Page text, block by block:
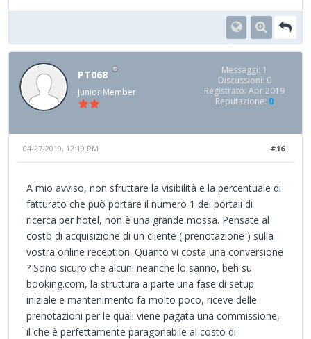
PT068
Junior Member
Messaggi: 1
Discussioni: 0
Registrato: Apr 2019
Reputazione: 0
#16
04-27-2019, 12:19 PM
A mio avviso, non sfruttare la visibilità e la percentuale di
fatturato che può portare il numero 1 dei portali di
ricerca per hotel, non è una grande mossa. Pensate al
costo di acquisizione di un cliente ( prenotazione ) sulla
vostra online reception. Quanto vi costa una conversione
? Sono sicuro che alcuni neanche lo sanno, beh su
booking.com, la struttura a parte una fase di setup
iniziale e mantenimento fa molto poco, riceve delle
prenotazioni per le quali viene pagata una commissione,
il che è perfettamente paragonabile al costo di